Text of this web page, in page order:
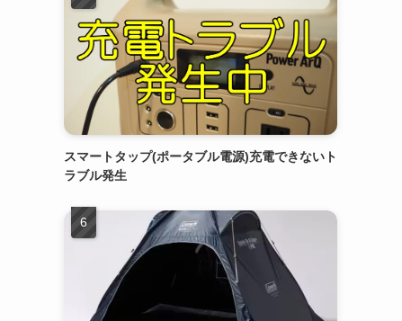
スマートタップ(ポータブル電源)充電できないト
ラブル発生